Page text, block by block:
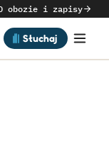
obozie i zapisy
Słuchaj